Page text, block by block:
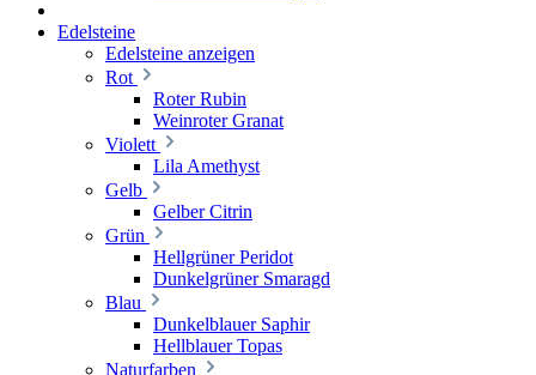
Edelsteine
Edelsteine anzeigen
Rot
Roter Rubin
Weinroter Granat
Violett
Lila Amethyst
Gelb
Gelber Citrin
Grün
Hellgrüner Peridot
Dunkelgrüner Smaragd
Blau
Dunkelblauer Saphir
Hellblauer Topas
Naturfarben